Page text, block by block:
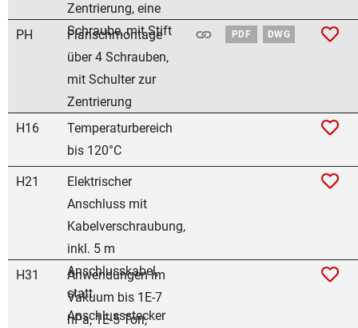
Zentrierung, eine
Schraube, mit Stift
PH
Flanschmontage
über 4 Schrauben,
mit Schulter zur
Zentrierung
PDF DWG
H16
Temperaturbereich
bis 120°C
H21
Elektrischer
Anschluss mit
Kabelverschraubung,
inkl. 5 m
Anschlusskabel,
statt
Anschlussstecker
H31
Anwendungen im
Vakuum bis 1E-7
hPa, 1E-5 Torr,